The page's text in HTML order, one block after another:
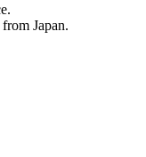
Japan.